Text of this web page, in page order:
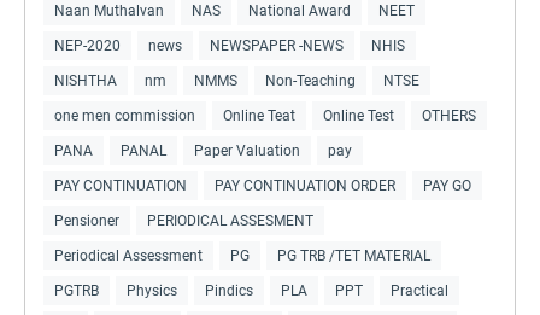
Naan Muthalvan NAS National Award NEET
NEP-2020 news NEWSPAPER -NEWS NHIS
NISHTHA nm NMMS Non-Teaching NTSE
one men commission Online Teat Online Test OTHERS
PANA PANAL Paper Valuation pay
PAY CONTINUATION PAY CONTINUATION ORDER PAY GO
Pensioner PERIODICAL ASSESMENT
Periodical Assessment PG PG TRB /TET MATERIAL
PGTRB Physics Pindics PLA PPT Practical